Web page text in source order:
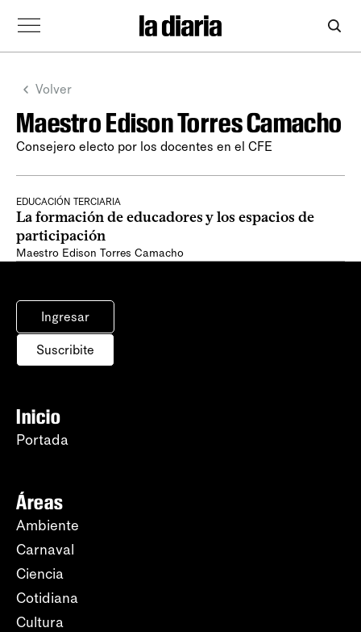
Volver
Maestro Edison Torres Camacho
Consejero electo por los docentes en el CFE
EDUCACIÓN TERCIARIA
La formación de educadores y los espacios de
participación
Maestro Edison Torres Camacho
Ingresar
Suscribite
Inicio
Portada
Áreas
Ambiente
Carnaval
Ciencia
Cotidiana
Cultura